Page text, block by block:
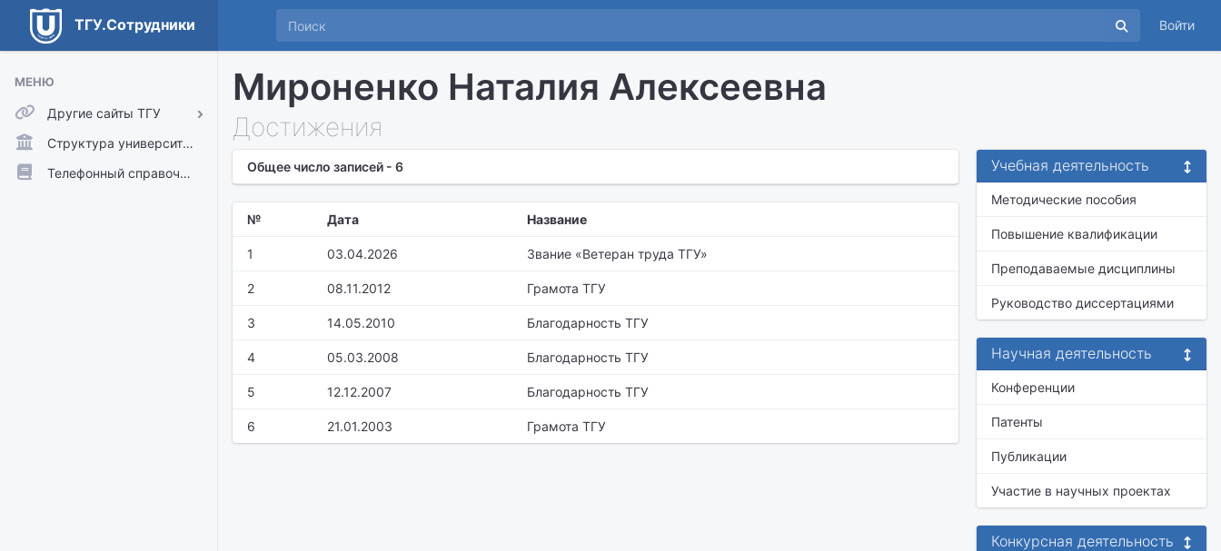
ТГУ.Сотрудники Войти
МЕНЮ
Другие сайты ТГУ
ТГУ.Аккаунты
ТГУ.Расписание
Структура университета
Телефонный справочник
Мироненко Наталия Алексеевна
Достижения
Общее число записей - 6
№ Дата Название
1 03.04.2026 Звание «Ветеран труда ТГУ»
2 08.11.2012 Грамота ТГУ
3 14.05.2010 Благодарность ТГУ
4 05.03.2008 Благодарность ТГУ
5 12.12.2007 Благодарность ТГУ
6 21.01.2003 Грамота ТГУ
Учебная деятельность
Методические пособия
Повышение квалификации
Преподаваемые дисциплины
Руководство диссертациями
Научная деятельность
Конференции
Патенты
Публикации
Участие в научных проектах
Конкурсная деятельность